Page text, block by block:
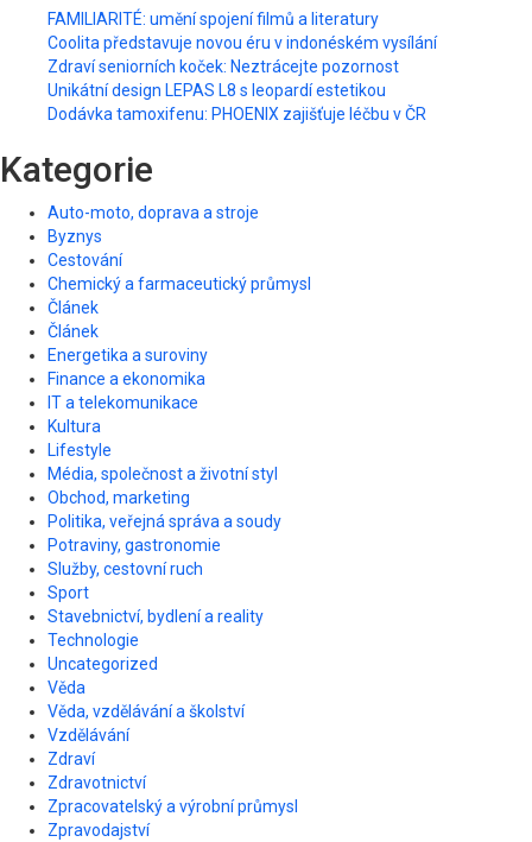
FAMILIARITÉ: umění spojení filmů a literatury
Coolita představuje novou éru v indonéském vysílání
Zdraví seniorních koček: Neztrácejte pozornost
Unikátní design LEPAS L8 s leopardí estetikou
Dodávka tamoxifenu: PHOENIX zajišťuje léčbu v ČR
Kategorie
Auto-moto, doprava a stroje
Byznys
Cestování
Chemický a farmaceutický průmysl
Článek
Článek
Energetika a suroviny
Finance a ekonomika
IT a telekomunikace
Kultura
Lifestyle
Média, společnost a životní styl
Obchod, marketing
Politika, veřejná správa a soudy
Potraviny, gastronomie
Služby, cestovní ruch
Sport
Stavebnictví, bydlení a reality
Technologie
Uncategorized
Věda
Věda, vzdělávání a školství
Vzdělávání
Zdraví
Zdravotnictví
Zpracovatelský a výrobní průmysl
Zpravodajství